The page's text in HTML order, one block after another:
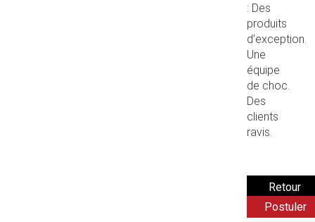
: Des
produits
d’exception.
Une
équipe
de choc.
Des
clients
ravis.
Postuler